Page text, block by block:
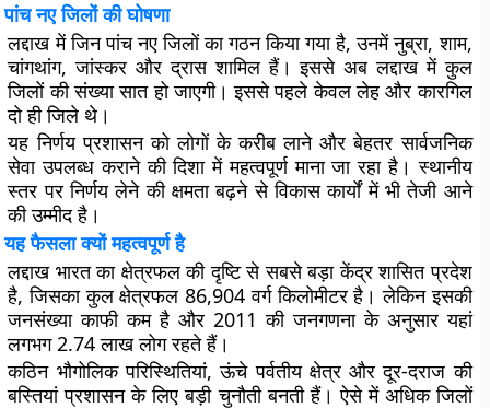
पांच नए जिलों की घोषणा
लद्दाख में जिन पांच नए जिलों का गठन किया गया है, उनमें नुब्रा, शाम,
चांगथांग, जांस्कर और द्रास शामिल हैं। इससे अब लद्दाख में कुल
जिलों की संख्या सात हो जाएगी। इससे पहले केवल लेह और कारगिल
दो ही जिले थे।
यह निर्णय प्रशासन को लोगों के करीब लाने और बेहतर सार्वजनिक
सेवा उपलब्ध कराने की दिशा में महत्वपूर्ण माना जा रहा है। स्थानीय
स्तर पर निर्णय लेने की क्षमता बढ़ने से विकास कार्यों में भी तेजी आने
की उम्मीद है।
यह फैसला क्यों महत्वपूर्ण है
लद्दाख भारत का क्षेत्रफल की दृष्टि से सबसे बड़ा केंद्र शासित प्रदेश
है, जिसका कुल क्षेत्रफल 86,904 वर्ग किलोमीटर है। लेकिन इसकी
जनसंख्या काफी कम है और 2011 की जनगणना के अनुसार यहां
लगभग 2.74 लाख लोग रहते हैं।
कठिन भौगोलिक परिस्थितियां, ऊंचे पर्वतीय क्षेत्र और दूर-दराज की
बस्तियां प्रशासन के लिए बड़ी चुनौती बनती हैं। ऐसे में अधिक जिलों